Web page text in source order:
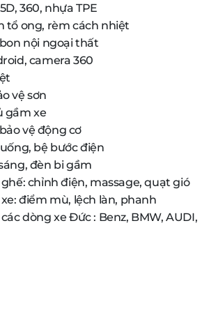
360, nhựa TPE
tổ ong, rèm cách nhiệt
nội ngoại thất
camera 360
vệ sơn
gầm xe
vệ động cơ
bệ bước điện
đèn bi gầm
chỉnh điện, massage, quạt gió
điểm mù, lệch làn, phanh
dòng xe Đức : Benz, BMW, AUDI,